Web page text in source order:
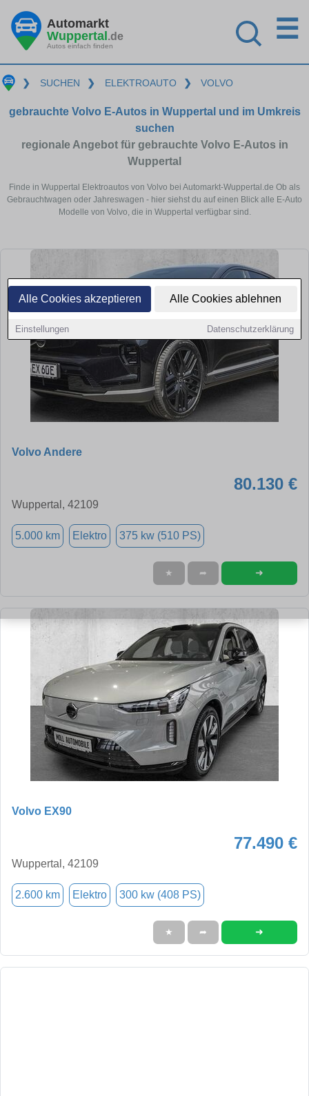
Alle Cookies akzeptieren Alle Cookies ablehnen
Einstellungen Datenschutzerklärung
Automarkt
Wuppertal.de
Autos einfach finden
☰
❯ SUCHEN ❯ ELEKTROAUTO ❯ VOLVO
gebrauchte Volvo E-Autos in Wuppertal und im Umkreis
suchen
regionale Angebot für gebrauchte Volvo E-Autos in
Wuppertal
Finde in Wuppertal Elektroautos von Volvo bei Automarkt-Wuppertal.de Ob als
Gebrauchtwagen oder Jahreswagen - hier siehst du auf einen Blick alle E-Auto
Modelle von Volvo, die in Wuppertal verfügbar sind.
Volvo Andere
80.130 €
Wuppertal, 42109
5.000 km Elektro 375 kw (510 PS)
★ ➦ ➜
Volvo EX90
77.490 €
Wuppertal, 42109
2.600 km Elektro 300 kw (408 PS)
★ ➦ ➜